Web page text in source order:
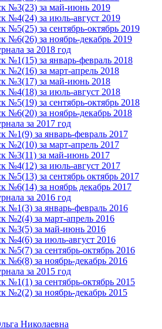
№3(23) за май-июнь 2019
№4(24) за июль-август 2019
№5(25) за сентябрь-октябрь 2019
№6(26) за ноябрь-декабрь 2019
за 2018 год
№1(15) за январь-февраль 2018
№2(16) за март-апрель 2018
№3(17) за май-июнь 2018
№4(18) за июль-август 2018
№5(19) за сентябрь-октябрь 2018
№6(20) за ноябрь-декабрь 2018
за 2017 год
№1(9) за январь-февраль 2017
№2(10) за март-апрель 2017
№3(11) за май-июнь 2017
№4(12) за июль-август 2017
№5(13) за сентябрь октябрь 2017
№6(14) за ноябрь декабрь 2017
за 2016 год
№1(3) за январь-февраль 2016
№2(4) за март-апрель 2016
№3(5) за май-июнь 2016
№4(6) за июль-август 2016
№5(7) за сентябрь-октябрь 2016
№6(8) за ноябрь-декабрь 2016
за 2015 год
№1(1) за сентябрь-октябрь 2015
№2(2) за ноябрь-декабрь 2015
Николаевна